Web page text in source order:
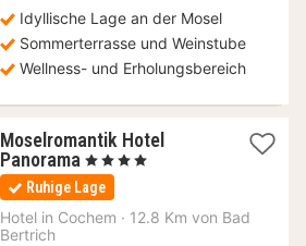
Idyllische Lage an der Mosel
Sommerterrasse und Weinstube
Wellness- und Erholungsbereich
Moselromantik Hotel
Panorama 1
Nacht
ab
165
, 4 Sterne
Ruhige Lage
Hotel in Cochem · 12.8 Km von Bad
Bertrich